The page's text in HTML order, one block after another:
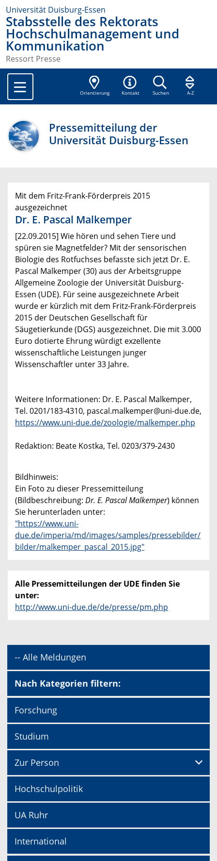
Universität Duisburg-Essen
Stabsstelle des Rektorats
Hochschulmanagement und
Kommunikation
Ressort Presse
Orientierung Kontakt Suchen A-Z
Pressemitteilung der
Universität Duisburg-Essen
Mit dem Fritz-Frank-Förderpreis 2015
ausgezeichnet
Dr. E. Pascal Malkemper
[22.09.2015] Wie hören und sehen Tiere und
spüren sie Magnetfelder? Mit der sensorischen
Biologie des Rotfuchses befasste sich jetzt Dr. E.
Pascal Malkemper (30) aus der Arbeitsgruppe
Allgemeine Zoologie der Universität Duisburg-
Essen (UDE). Für seine ausgezeichnete Arbeit
wurde er kürzlich mit dem Fritz-Frank-Förderpreis
2015 der Deutschen Gesellschaft für
Säugetierkunde (DGS) ausgezeichnet. Die mit 3.000
Euro dotierte Ehrung würdigt exzellente
wissenschaftliche Leistungen junger
Wissenschaftler unter 33 Jahre.
Weitere Informationen: Dr. E. Pascal Malkemper,
Tel. 0201/183-4310, pascal.malkemper@uni-due.de,
https://www.uni-due.de/zoologie/malkemper.php
Redaktion: Beate Kostka, Tel. 0203/379-2430
Bildhinweis:
Ein Foto zu dieser Pressemitteilung
(Bildbeschreibung: Dr. E. Pascal Malkemper) können
Sie herunterladen unter:
"https://www.uni-
due.de/imperia/md/images/samples/pressebilder/
bilder/malkemper_pascal_2015.jpg"
Alle Pressemitteilungen der UDE finden Sie
unter:
http://www.uni-due.de/de/presse/pm.php
-- Alle Meldungen
Nach Kategorien filtern:
Forschung
Studium
Zur Person
Hochschulpolitik
UA Ruhr
International